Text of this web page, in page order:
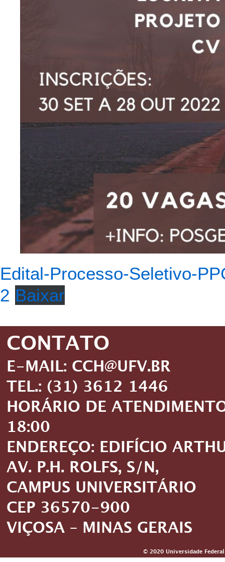
Edital-Processo-Seletivo-
2 Baixar
CONTATO
E-MAIL: CCH@UFV.BR
TEL.: (31) 3612 1446
HORÁRIO DE
18:00
ENDEREÇO: EDIFÍCIO
AV. P.H. ROLFS, S/N,
CAMPUS UNIVERSITÁRIO
CEP 36570-900
VIÇOSA – MINAS GERAIS
© 2020 Universidade